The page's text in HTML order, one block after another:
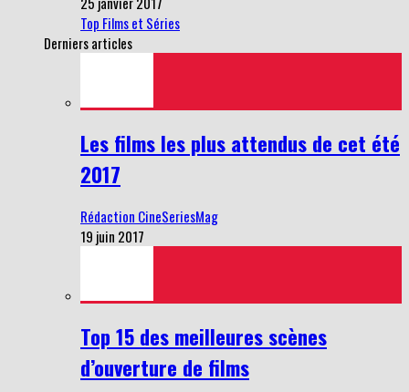
Top Films et Séries
Derniers articles
Les films les plus attendus de cet été
2017
Rédaction CineSeriesMag
19 juin 2017
Top 15 des meilleures scènes
d’ouverture de films